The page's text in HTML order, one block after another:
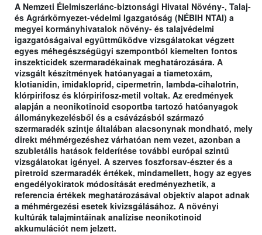
A Nemzeti Élelmiszerlánc-biztonsági Hivatal Növény-, Talaj-
és Agrárkörnyezet-védelmi Igazgatóság (NÉBIH NTAI) a
megyei kormányhivatalok növény- és talajvédelmi
igazgatóságaival együttműködve vizsgálatokat végzett
egyes méhegészségügyi szempontból kiemelten fontos
inszekticidek szermaradékainak meghatározására. A
vizsgált készítmények hatóanyagai a tiametoxám,
klotianidin, imidakloprid, cipermetrin, lambda-cihalotrin,
klórpirifosz és klórpirifosz-metil voltak. Az eredmények
alapján a neonikotinoid csoportba tartozó hatóanyagok
állománykezelésből és a csávázásból származó
szermaradék szintje általában alacsonynak mondható, mely
direkt méhmérgezéshez várhatóan nem vezet, azonban a
szubletális hatások felderítése további európai szintű
vizsgálatokat igényel. A szerves foszforsav-észter és a
piretroid szermaradék értékek, mindamellett, hogy az egyes
engedélyokiratok módosítását eredményezhetik, a
referencia értékek meghatározásával objektív alapot adnak
a méhmérgezési esetek kivizsgálásához. A növényi
kultúrák talajmintáinak analízise neonikotinoid
akkumulációt nem jelzett.